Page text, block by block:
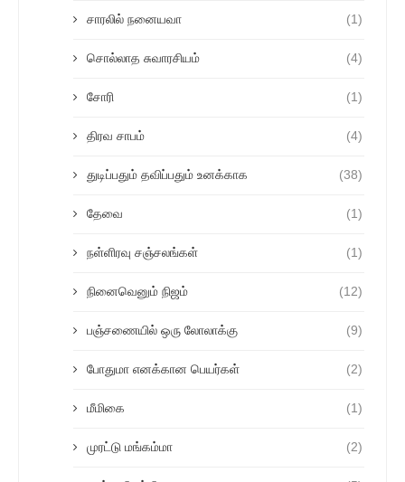
சாரலில் நனையவா (1)
சொல்லாத சுவாரசியம் (4)
சோரி (1)
திரவ சாபம் (4)
துடிப்பதும் தவிப்பதும் உனக்காக (38)
தேவை (1)
நள்ளிரவு சஞ்சலங்கள் (1)
நினைவெனும் நிஜம் (12)
பஞ்சணையில் ஒரு லோலாக்கு (9)
போதுமா எனக்கான பெயர்கள் (2)
மீமிகை (1)
முரட்டு மங்கம்மா (2)